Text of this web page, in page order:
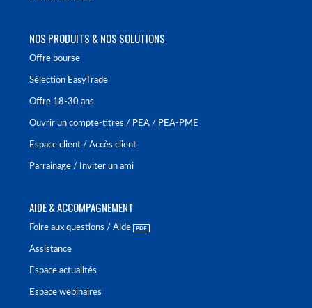
NOS PRODUITS & NOS SOLUTIONS
Offre bourse
Sélection EasyTrade
Offre 18-30 ans
Ouvrir un compte-titres / PEA / PEA-PME
Espace client / Accès client
Parrainage / Inviter un ami
AIDE & ACCOMPAGNEMENT
Foire aux questions / Aide
Assistance
Espace actualités
Espace webinaires